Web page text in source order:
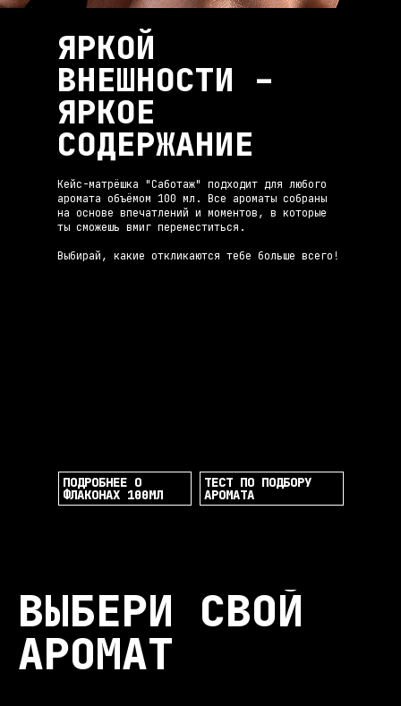
Кейс-матрёшка "Саботаж" подходит для любого
аромата объёмом 100 мл. Все ароматы собраны
на основе впечатлений и моментов, в которые
ты сможешь вмиг переместиться.
Выбирай, какие откликаются тебе больше всего!
ЯРКОЙ
ВНЕШНОСТИ –
ЯРКОЕ
СОДЕРЖАНИЕ
ТЕСТ ПО ПОДБОРУ
АРОМАТА
ПОДРОБНЕЕ О
ФЛАКОНАХ 100МЛ
ВЫБЕРИ СВОЙ
АРОМАТ